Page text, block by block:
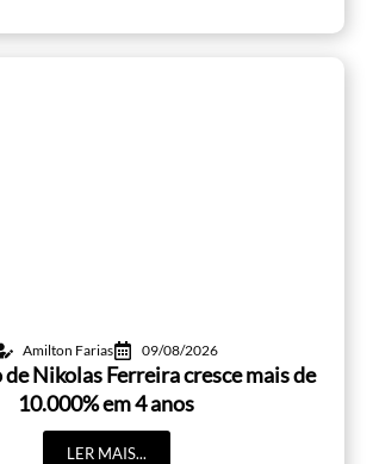
Amilton Farias 09/08/2026
Nikolas Ferreira cresce mais de
10.000% em 4 anos
LER MAIS...